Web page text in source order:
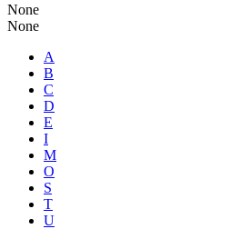
None
None
A
B
C
D
E
I
M
O
S
T
U